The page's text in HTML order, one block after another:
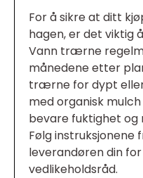
For å sikre at ditt
hagen, er det viktig
Vann trærne
månedene etter
trærne for dypt
med organisk
bevare fuktighet og
Følg instruksjonene
leverandøren din
vedlikeholdsråd.